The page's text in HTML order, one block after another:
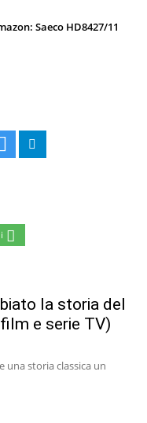
Saeco HD8427/11
la storia del
e serie TV)
una storia classica un